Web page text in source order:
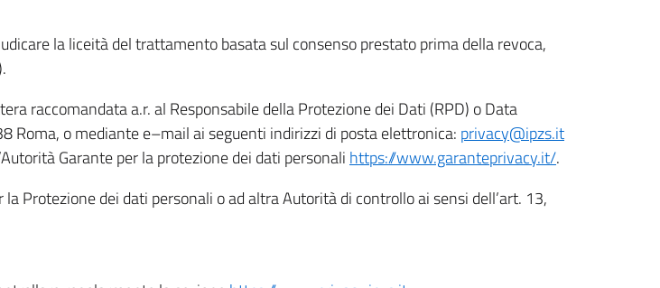
la liceità del trattamento basata sul consenso prestato prima della revoca,
raccomandata a.r. al Responsabile della Protezione dei Dati (RPD) o Data
Roma, o mediante e–mail ai seguenti indirizzi di posta elettronica: privacy@ipzs.it
Garante per la protezione dei dati personali https://www.garanteprivacy.it/.
Protezione dei dati personali o ad altra Autorità di controllo ai sensi dell’art. 13,